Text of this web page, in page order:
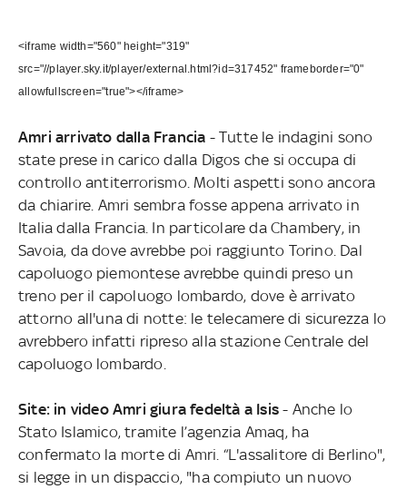
<iframe width="560" height="319"
src="//player.sky.it/player/external.html?id=317452" frameborder="0"
allowfullscreen="true"></iframe>
Amri arrivato dalla Francia - Tutte le indagini sono
state prese in carico dalla Digos che si occupa di
controllo antiterrorismo. Molti aspetti sono ancora
da chiarire. Amri sembra fosse appena arrivato in
Italia dalla Francia. In particolare da Chambery, in
Savoia, da dove avrebbe poi raggiunto Torino. Dal
capoluogo piemontese avrebbe quindi preso un
treno per il capoluogo lombardo, dove è arrivato
attorno all'una di notte: le telecamere di sicurezza lo
avrebbero infatti ripreso alla stazione Centrale del
capoluogo lombardo.
Site: in video Amri giura fedeltà a Isis- Anche lo
Stato Islamico, tramite l’agenzia Amaq, ha
confermato la morte di Amri. “L'assalitore di Berlino",
si legge in un dispaccio, "ha compiuto un nuovo